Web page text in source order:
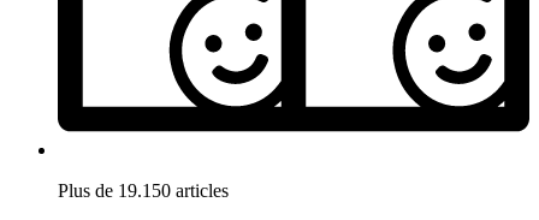
Plus de 19.150 articles